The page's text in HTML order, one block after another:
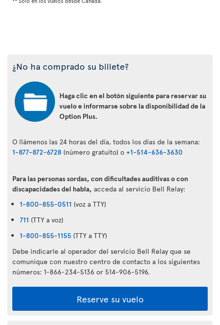
¿No ha comprado su billete?
Haga clic en el botón siguiente para reservar su
vuelo e informarse sobre la disponibilidad de la
Option Plus.
O llámenos las 24 horas del día, todos los días de la semana:
1-877-872-6728 (número gratuito) o +1-514-636-3630
Para las personas sordas, con dificultades auditivas o con
discapacidades del habla, acceda al servicio Bell Relay:
1-800-855-0511 (voz a TTY)
711 (TTY a voz)
1-800-855-1155 (TTY a TTY)
Debe indicarle al operador del servicio Bell Relay que se
comunique con nuestro centro de contacto a los siguientes
números: 1-866-234-5136 or 514-906-5196.
Reserve su vuelo